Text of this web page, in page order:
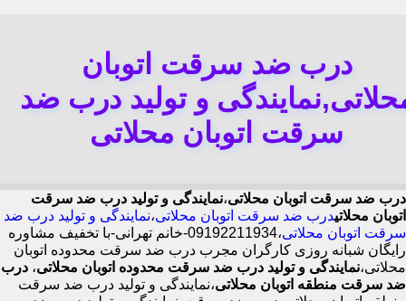
درب ضد سرقت اتوبان
و تولید درب ضد
سرقت اتوبان محلاتی
درب ضد سرقت اتوبان محلاتی،نمایندگی و تولید درب ضد سرقت
اتوبان محلاتیدرب ضد سرقت اتوبان محلاتی،نمایندگی و تولید درب ضد
سرقت اتوبان محلاتی
،09192211934-خانم تهرانی-با تخفیف مشاوره
رایگان شبانه روزی کارگران مجرب درب ضد سرقت محدوده اتوبان
محلاتی،نمایندگی و تولید درب ضد سرقت محدوده اتوبان محلاتی، درب
ضد سرقت منطقه اتوبان محلاتی،نمایندگی و تولید درب ضد سرقت